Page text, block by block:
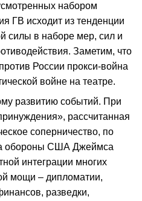
набором
ГВ исходит из тенденции
силы в наборе мер, сил и
Заметим, что
России прокси-война
войне на театре.
развитию событий. При
рассчитанная
соперничество, по
обороны США Джеймса
интеграции многих
мощи – дипломатии,
разведки,